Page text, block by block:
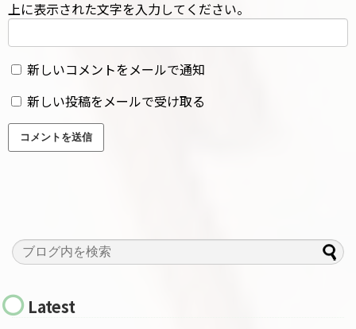
上に表示された文字を入力してください。
新しいコメントをメールで通知
新しい投稿をメールで受け取る
Latest